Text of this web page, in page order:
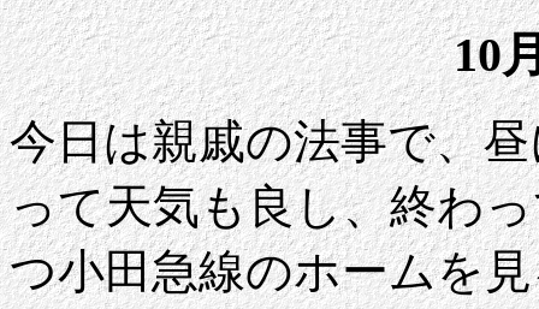
10
今日は親戚の法事で、
って天気も良し、終わ
つ小田急線のホームを